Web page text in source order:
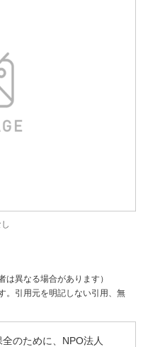
異なる場合があります）
。引用元を明記しない引用、無
のために、NPO法人